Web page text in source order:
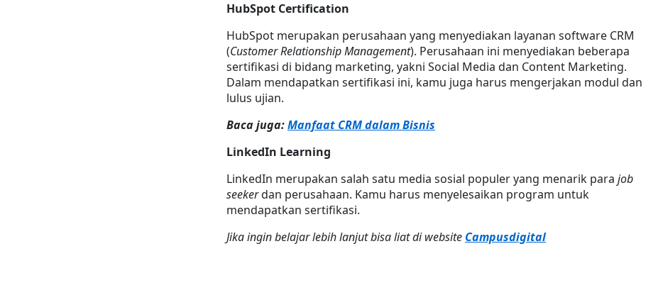
HubSpot Certification
HubSpot merupakan perusahaan yang menyediakan layanan software CRM
(Customer Relationship Management). Perusahaan ini menyediakan beberapa
sertifikasi di bidang marketing, yakni Social Media dan Content Marketing.
Dalam mendapatkan sertifikasi ini, kamu juga harus mengerjakan modul dan
lulus ujian.
Baca juga: Manfaat CRM dalam Bisnis
LinkedIn Learning
LinkedIn merupakan salah satu media sosial populer yang menarik para job
seeker dan perusahaan. Kamu harus menyelesaikan program untuk
mendapatkan sertifikasi.
Jika ingin belajar lebih lanjut bisa liat di website Campusdigital